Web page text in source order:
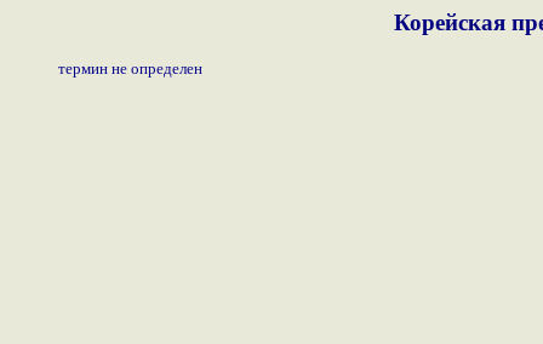
Корейская
термин не определен